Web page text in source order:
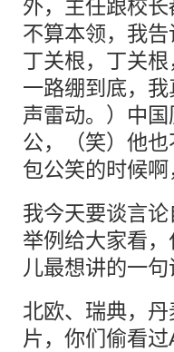
外，主任跟校
不算本领，我
丁关根，丁关
一路绷到底，
声雷动。）中
公，（笑）他
包公笑的时候
我今天要谈言
举例给大家看
儿最想讲的一句
北欧、瑞典，
片，你们偷看